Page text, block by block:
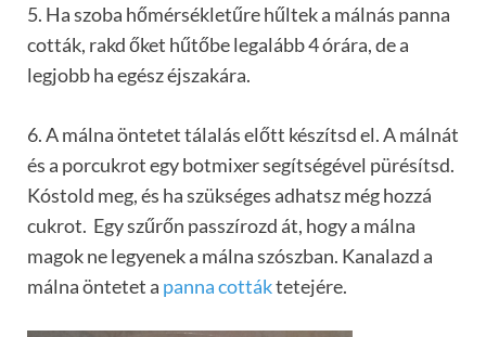
5. Ha szoba hőmérsékletűre hűltek a málnás panna
cották, rakd őket hűtőbe legalább 4 órára, de a
legjobb ha egész éjszakára.
6. A málna öntetet tálalás előtt készítsd el. A málnát
és a porcukrot egy botmixer segítségével pürésítsd.
Kóstold meg, és ha szükséges adhatsz még hozzá
cukrot. Egy szűrőn passzírozd át, hogy a málna
magok ne legyenek a málna szószban. Kanalazd a
málna öntetet a panna cottáktetejére.